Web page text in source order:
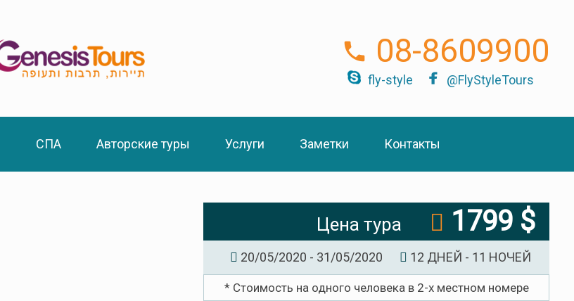
08-8609900
fly-style @FlyStyleTours
СПА Авторские туры Услуги Заметки Контакты
Цена тура 1799 $
20/05/2020 - 31/05/2020 12 ДНЕЙ - 11 НОЧЕЙ
* Стоимость на одного человека в 2-х местном номере